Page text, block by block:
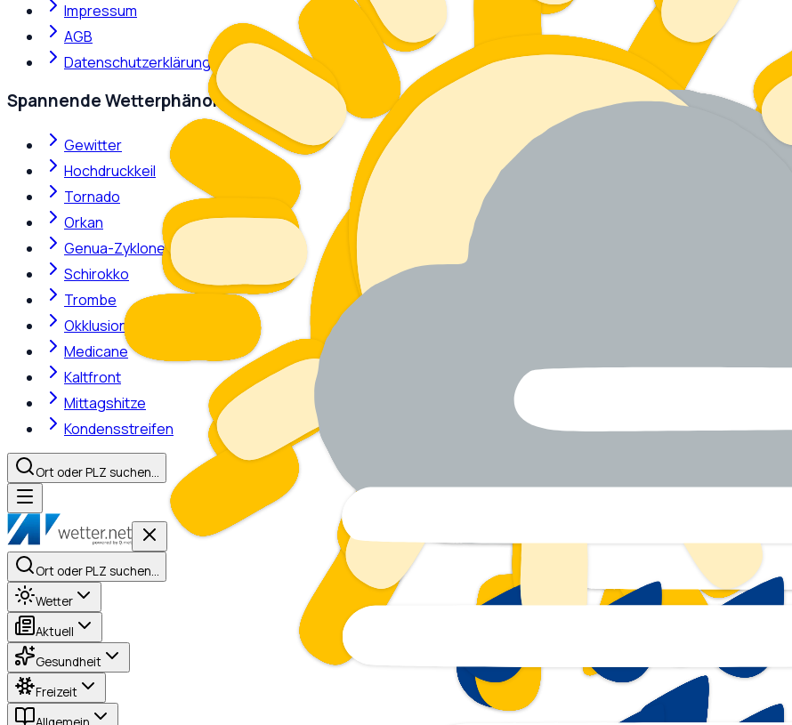
Impressum
AGB
Datenschutzerklärung
Spannende Wetterphänomene
Gewitter
Hochdruckkeil
Tornado
Orkan
Genua-Zyklone
Schirokko
Trombe
Okklusion
Medicane
Kaltfront
Mittagshitze
Kondensstreifen
Ort oder PLZ suchen…
Ort oder PLZ suchen…
Wetter
Aktuell
Gesundheit
Freizeit